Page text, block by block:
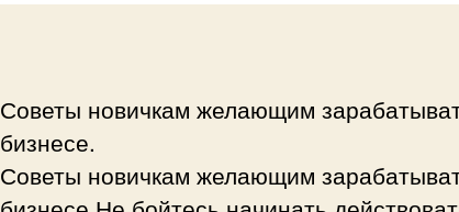
Советы новичкам желающим
бизнесе.
Советы новичкам желающим